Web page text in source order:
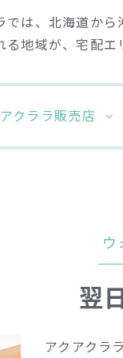
では、北海道から
地域が、宅配エ
クララ販売店
ウ
翌
アクアクラ